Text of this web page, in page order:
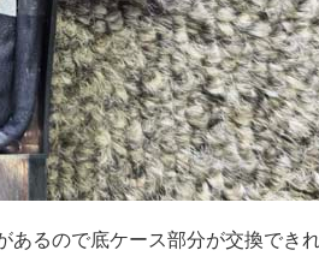
るので底ケース部分が交換でき